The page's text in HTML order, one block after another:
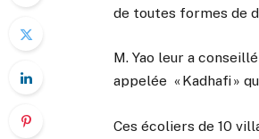
de toutes formes de
M. Yao leur a
appelée « Kadhafi »
Ces écoliers de 10